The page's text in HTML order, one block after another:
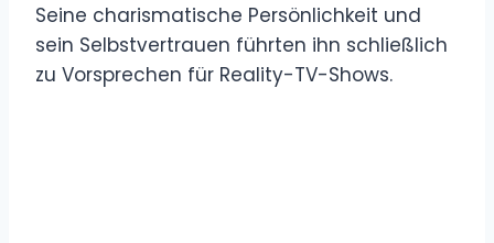
Seine charismatische Persönlichkeit und
sein Selbstvertrauen führten ihn schließlich
zu Vorsprechen für Reality-TV-Shows.